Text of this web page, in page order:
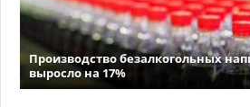
Производство безалкогольных
выросло на 17%